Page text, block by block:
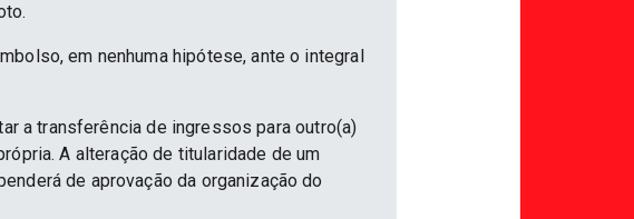
em nenhuma hipótese, ante o integral
a transferência de ingressos para outro(a)
A alteração de titularidade de um
de aprovação da organização do